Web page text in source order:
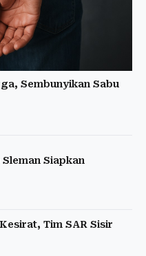
Sembunyikan Sabu
Siapkan
Tim SAR Sisir